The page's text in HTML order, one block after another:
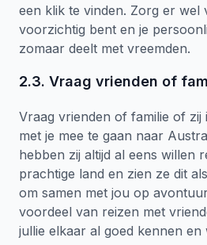
een klik te vinden. Zorg er wel
voorzichtig bent en je
zomaar deelt met vreemden.
2.3. Vraag vrienden of
Vraag vrienden of familie of zij
met je mee te gaan naar
hebben zij altijd al eens willen
prachtige land en zien ze dit
om samen met jou op
voordeel van reizen met
jullie elkaar al goed kennen en